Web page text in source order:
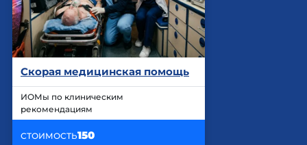
Скорая медицинская помощь
ИОМы по клиническим
рекомендациям
СТОИМОСТЬ150